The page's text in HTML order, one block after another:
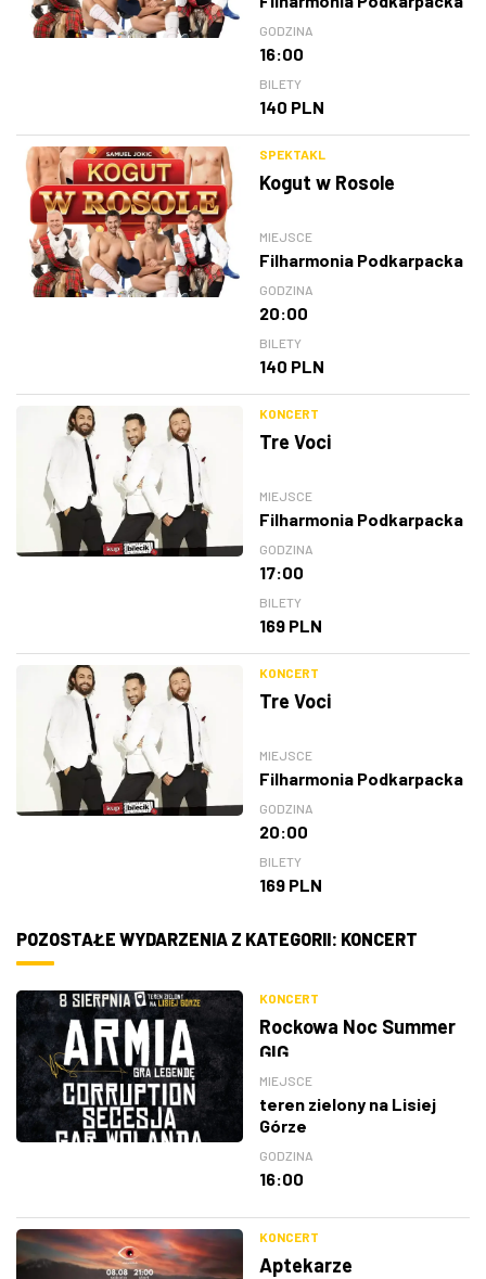
GODZINA
16:00
BILETY
140 PLN
SPEKTAKL
Kogut w Rosole
MIEJSCE
Filharmonia Podkarpacka
GODZINA
20:00
BILETY
140 PLN
KONCERT
Tre Voci
MIEJSCE
Filharmonia Podkarpacka
GODZINA
17:00
BILETY
169 PLN
KONCERT
Tre Voci
MIEJSCE
Filharmonia Podkarpacka
GODZINA
20:00
BILETY
169 PLN
POZOSTAŁE WYDARZENIA Z KATEGORII: KONCERT
KONCERT
Rockowa Noc Summer
GIG
MIEJSCE
teren zielony na Lisiej
Górze
GODZINA
16:00
KONCERT
Aptekarze